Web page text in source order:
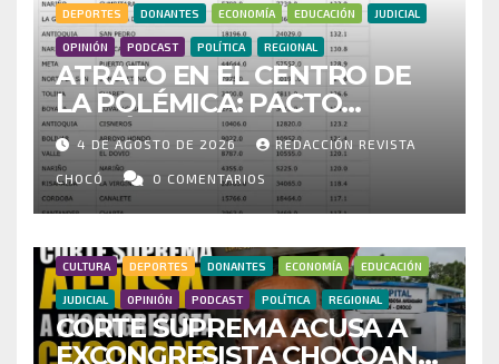
DEPORTES DONANTES ECONOMÍA EDUCACIÓN JUDICIAL
OPINIÓN PODCAST POLÍTICA REGIONAL
ATRATO EN EL CENTRO DE
LA POLÉMICA: PACTO
HISTÓRICO CUESTIONA
CENSO ELECTORAL Y PIDE
INVESTIGAR PRESUNTO
FRAUDE
4 DE AGOSTO DE 2026 REDACCIÓN REVISTA
CHOCÓ 0 COMENTARIOS
CULTURA DEPORTES DONANTES ECONOMÍA EDUCACIÓN
JUDICIAL OPINIÓN PODCAST POLÍTICA REGIONAL
CORTE SUPREMA ACUSA A
EXCONGRESISTA CHOCOANO